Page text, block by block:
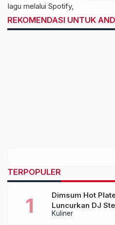
REKOMENDASI UNTUK
TERPOPULER
Kuliner
Dimsum Hot
Luncurkan DJ
Steak Orisinal di